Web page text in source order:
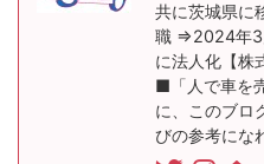
共に茨城県に
職 ⇒2024年3
に法人化【株
■「人で車を
に、このブロ
びの参考にな